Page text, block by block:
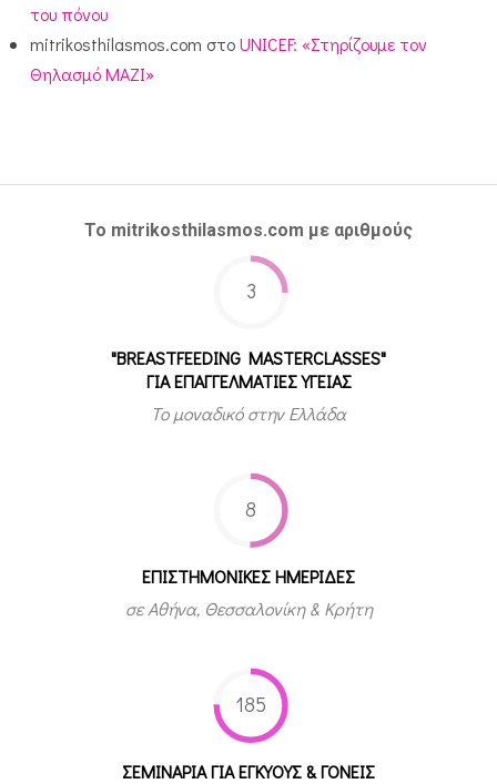
του πόνου
mitrikosthilasmos.com στοUNICEF: «Στηρίζουμε τον
Θηλασμό ΜΑΖΙ»
Το mitrikosthilasmos.com με αριθμούς
3
"BREASTFEEDING MASTERCLASSES"
ΓΙΑ ΕΠΑΓΓΕΛΜΑΤΙΕΣ ΥΓΕΙΑΣ
Το μοναδικό στην Ελλάδα
8
ΕΠΙΣΤΗΜΟΝΙΚΕΣ ΗΜΕΡΙΔΕΣ
σε Αθήνα, Θεσσαλονίκη & Κρήτη
185
ΣΕΜΙΝΑΡΙΑ ΓΙΑ ΕΓΚΥΟΥΣ & ΓΟΝΕΙΣ